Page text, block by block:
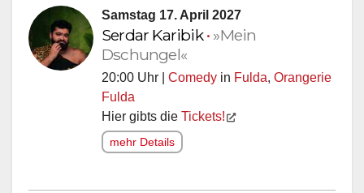
Samstag 17. April 2027
Serdar Karibik• »Mein
Dschungel«
20:00 Uhr | Comedy in Fulda, Orangerie
Fulda
Hier gibts die Tickets!
mehr Details